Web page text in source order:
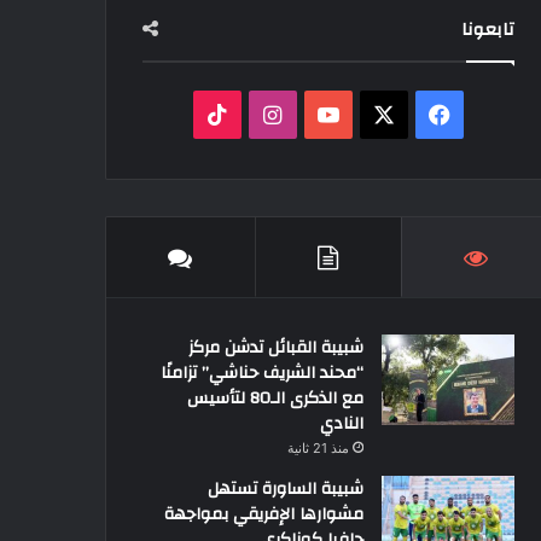
تابعونا
فيسبوك ‫YouTubeانستقرام
شبيبة القبائل تدشن مركز
“محند الشريف حناشي” تزامنًا
مع الذكرى الـ80 لتأسيس
النادي
منذ 21 ثانية
شبيبة الساورة تستهل
مشوارها الإفريقي بمواجهة